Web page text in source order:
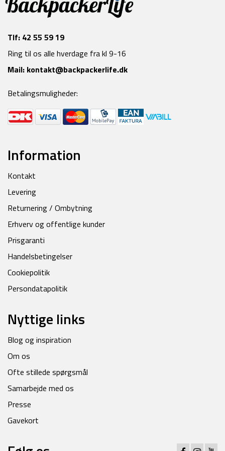
Tlf: 42 55 59 19
Ring til os alle hverdage fra kl 9-16
Mail: kontakt@backpackerlife.dk
Betalingsmuligheder:
Information
Kontakt
Levering
Returnering / Ombytning
Erhverv og offentlige kunder
Prisgaranti
Handelsbetingelser
Cookiepolitik
Persondatapolitik
Nyttige links
Blog og inspiration
Om os
Ofte stillede spørgsmål
Samarbejde med os
Presse
Gavekort